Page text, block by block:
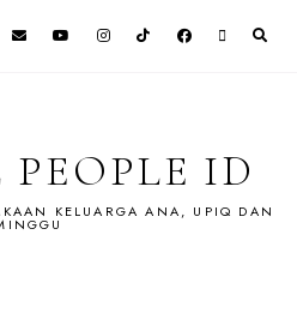
ID
KELUARGA ANA, UPIQ DAN